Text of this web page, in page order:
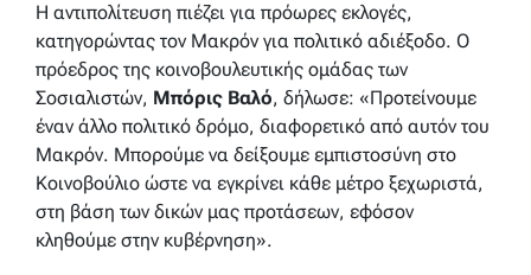
Η αντιπολίτευση πιέζει για πρόωρες εκλογές,
κατηγορώντας τον Μακρόν για πολιτικό αδιέξοδο. Ο
πρόεδρος της κοινοβουλευτικής ομάδας των
Σοσιαλιστών, Μπόρις Βαλό, δήλωσε: «Προτείνουμε
έναν άλλο πολιτικό δρόμο, διαφορετικό από αυτόν του
Μακρόν. Μπορούμε να δείξουμε εμπιστοσύνη στο
Κοινοβούλιο ώστε να εγκρίνει κάθε μέτρο ξεχωριστά,
στη βάση των δικών μας προτάσεων, εφόσον
κληθούμε στην κυβέρνηση».